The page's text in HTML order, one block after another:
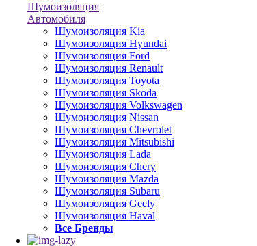
Шумоизоляция
Автомобиля
Шумоизоляция Kia
Шумоизоляция Hyundai
Шумоизоляция Ford
Шумоизоляция Renault
Шумоизоляция Toyota
Шумоизоляция Skoda
Шумоизоляция Volkswagen
Шумоизоляция Nissan
Шумоизоляция Chevrolet
Шумоизоляция Mitsubishi
Шумоизоляция Lada
Шумоизоляция Chery
Шумоизоляция Mazda
Шумоизоляция Subaru
Шумоизоляция Geely
Шумоизоляция Haval
Все Бренды